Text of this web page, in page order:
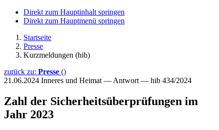
Direkt zum Hauptinhalt springen
Direkt zum Hauptmenü springen
Startseite
Presse
Kurzmeldungen (hib)
zurück zu: Presse ()
21.06.2024 Inneres und Heimat — Antwort — hib 434/2024
Zahl der Sicherheitsüberprüfungen im
Jahr 2023